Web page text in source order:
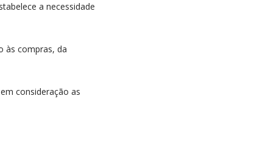
a necessidade
às compras, da
consideração as